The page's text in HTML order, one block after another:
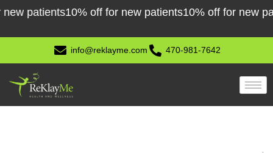
Skip
content
patients10% off for new patients10% off for new
info@reklayme.com 470-981-7642